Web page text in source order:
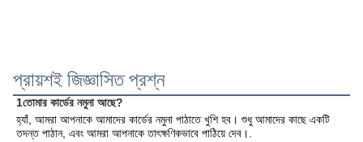
প্রায়শই জিজ্ঞাসিত প্রশ্ন
1তোমার কার্ডের নমুনা আছে?
হ্যাঁ, আমরা আপনাকে আমাদের কার্ডের নমুনা পাঠাতে খুশি হব। শুধু আমাদের কাছে একটি
তদন্ত পাঠান, এবং আমরা আপনাকে তাৎক্ষণিকভাবে পাঠিয়ে দেব।